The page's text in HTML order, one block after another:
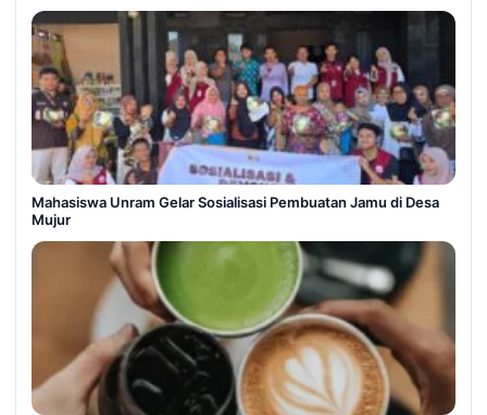
Mahasiswa Unram Gelar Sosialisasi Pembuatan Jamu di Desa
Mujur